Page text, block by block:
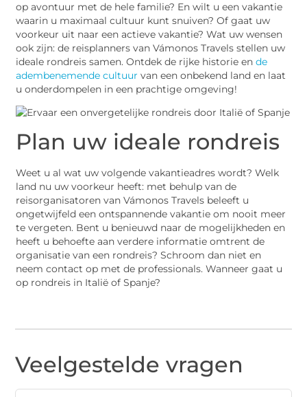
op avontuur met de hele familie? En wilt u een vakantie
waarin u maximaal cultuur kunt snuiven? Of gaat uw
voorkeur uit naar een actieve vakantie? Wat uw wensen
ook zijn: de reisplanners van Vámonos Travels stellen uw
ideale rondreis samen. Ontdek de rijke historie ende
adembenemende cultuur van een onbekend land en laat
u onderdompelen in een prachtige omgeving!
Plan uw ideale rondreis
Weet u al wat uw volgende vakantieadres wordt? Welk
land nu uw voorkeur heeft: met behulp van de
reisorganisatoren van Vámonos Travels beleeft u
ongetwijfeld een ontspannende vakantie om nooit meer
te vergeten. Bent u benieuwd naar de mogelijkheden en
heeft u behoefte aan verdere informatie omtrent de
organisatie van een rondreis? Schroom dan niet en
neem contact op met de professionals. Wanneer gaat u
op rondreis in Italië of Spanje?
Veelgestelde vragen